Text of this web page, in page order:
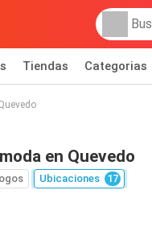
Tiendas Categorias
en Quevedo
Ubicaciones 17